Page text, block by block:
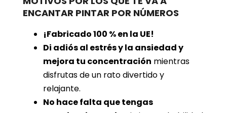
ENCANTAR PINTAR POR NÚMEROS
¡Fabricado 100 % en la UE!
Di adiós al estrés y la ansiedad y
mejora tu concentración mientras
disfrutas de un rato divertido y
relajante.
No hace falta que tengas